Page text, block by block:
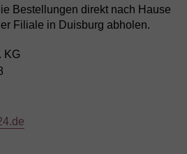
Bestellungen direkt nach Hause
Filiale in Duisburg abholen.
KG